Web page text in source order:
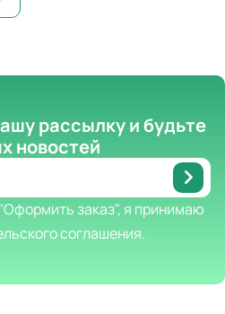
рассылкуи будьте
новостей
заказ", я принимаю
соглашения.